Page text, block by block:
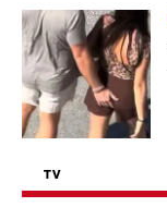
TV